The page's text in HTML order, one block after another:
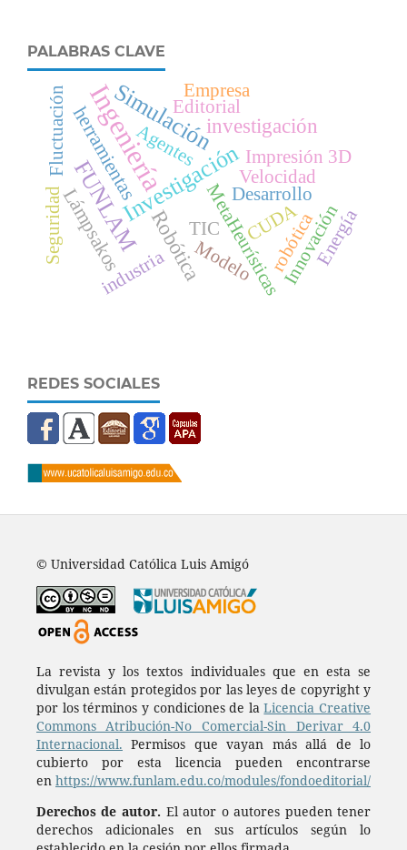
PALABRAS CLAVE
Ingeniería
Investigación
Simulación
FUNLAMRobótica
investigación
herramientas
Lámpsakos
Impresión 3D
MetaHeurísticas
Agentes
Desarrollo
robótica
Velocidad
CUDA
industria
Editorial
Innovación
TIC
Empresa
Energía
Fluctuación
Modelo
Seguridad
REDES SOCIALES
© Universidad Católica Luis Amigó
La revista y los textos individuales que en esta se
divulgan están protegidos por las leyes de copyright y
por los términos y condiciones de laLicencia Creative
Commons Atribución-No Comercial-Sin Derivar 4.0
Internacional. Permisos que vayan más allá de lo
cubierto por esta licencia pueden encontrarse
en https://www.funlam.edu.co/modules/fondoeditorial/
Derechos de autor. El autor o autores pueden tener
derechos adicionales en sus artículos según lo